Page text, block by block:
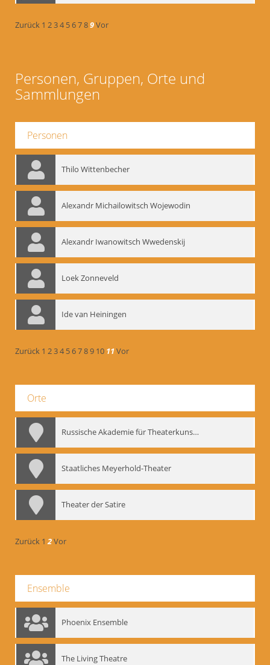
Zurück 1 234 56789Vor
Personen, Gruppen, Orte und
Sammlungen
Personen
Thilo Wittenbecher
Alexandr Michailowitsch Wojewodin
Alexandr Iwanowitsch Wwedenskij
Loek Zonneveld
Ide van Heiningen
Zurück 1 234 56789 10 11Vor
Orte
Russische Akademie für Theaterkunst – GITIS
Staatliches Meyerhold-Theater
Theater der Satire
Zurück 1 2Vor
Ensemble
Phoenix Ensemble
The Living Theatre